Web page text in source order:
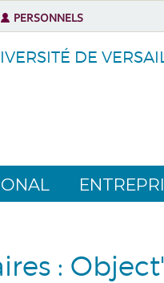
DE
:
PERSONNELS